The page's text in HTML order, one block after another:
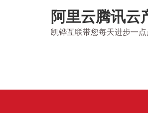
阿里云腾讯云
凯铧互联带您每天进步一点